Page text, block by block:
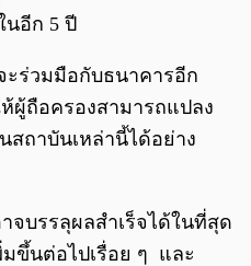
นอีก 5 ปี
ะร่วมมือกับธนาคารอีก
ผู้ถือครองสามารถแปลง
สถาบันเหล่านี้ได้อย่าง
จบรรลุผลสำเร็จได้ในที่สุด
มขึ้นต่อไปเรื่อย ๆ และ